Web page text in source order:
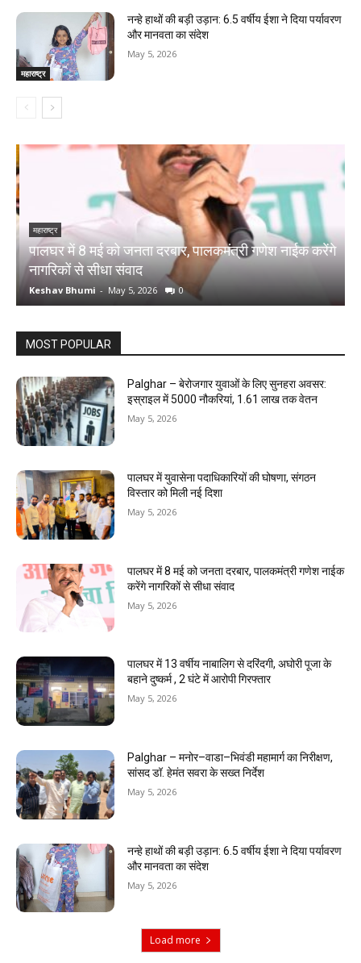
महाराष्ट्र
नन्हे हाथों की बड़ी उड़ान: 6.5 वर्षीय ईशा ने दिया पर्यावरण
और मानवता का संदेश
May 5, 2026
महाराष्ट्र
पालघर में 8 मई को जनता दरबार, पालकमंत्री गणेश नाईक करेंगे
नागरिकों से सीधा संवाद
Keshav Bhumi May 5, 2026 0
MOST POPULAR
Palghar – बेरोजगार युवाओं के लिए सुनहरा अवसर:
इस्राइल में 5000 नौकरियां, ₹1.61 लाख तक वेतन
May 5, 2026
पालघर में युवासेना पदाधिकारियों की घोषणा, संगठन
विस्तार को मिली नई दिशा
May 5, 2026
पालघर में 8 मई को जनता दरबार, पालकमंत्री गणेश नाईक
करेंगे नागरिकों से सीधा संवाद
May 5, 2026
पालघर में 13 वर्षीय नाबालिग से दरिंदगी, अघोरी पूजा के
बहाने दुष्कर्म , 2 घंटे में आरोपी गिरफ्तार
May 5, 2026
Palghar – मनोर–वाडा–भिवंडी महामार्ग का निरीक्षण,
सांसद डॉ. हेमंत सवरा के सख्त निर्देश
May 5, 2026
नन्हे हाथों की बड़ी उड़ान: 6.5 वर्षीय ईशा ने दिया पर्यावरण
और मानवता का संदेश
May 5, 2026
Load more